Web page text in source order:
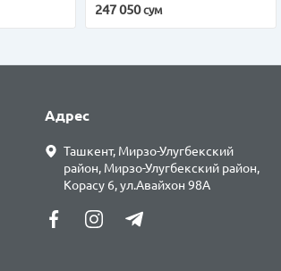
247 050сум
Адрес
Ташкент, Мирзо-Улугбекский
район, Мирзо-Улугбекский район,
Корасу 6, ул.Авайхон 98А